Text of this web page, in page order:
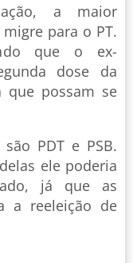
a maior
para o PT.
que o ex-
dose da
que possam se
PDT e PSB.
ele poderia
já que as
a reeleição de